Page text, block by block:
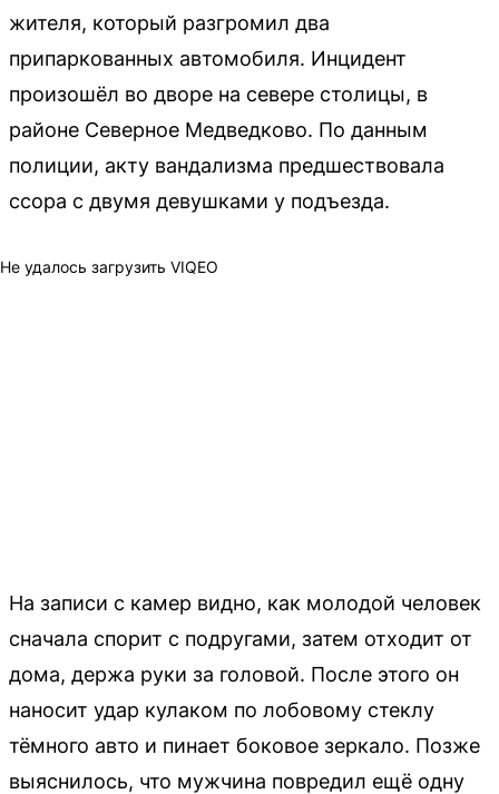
жителя, который разгромил два
припаркованных автомобиля. Инцидент
произошёл во дворе на севере столицы, в
районе Северное Медведково. По данным
полиции, акту вандализма предшествовала
ссора с двумя девушками у подъезда.
Не удалось загрузить VIQEO
На записи с камер видно, как молодой человек
сначала спорит с подругами, затем отходит от
дома, держа руки за головой. После этого он
наносит удар кулаком по лобовому стеклу
тёмного авто и пинает боковое зеркало. Позже
выяснилось, что мужчина повредил ещё одну